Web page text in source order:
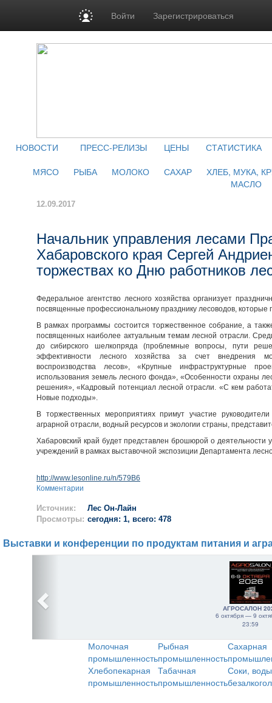
Войти Зарегистрироваться
НОВОСТИ ПРЕСС-РЕЛИЗЫ ЦЕНЫ
СТАТИСТИКА
МЯСО
РЫБА МОЛОКО САХАР
ХЛЕБ, МУКА,
МАСЛО
12.09.2017
Начальник управления лесами
Хабаровского края Сергей
торжествах ко Дню работников
Федеральное агентство лесного хозяйства организует
посвященные профессиональному празднику лесоводов, которые
В рамках программы состоится торжественное собрание, а
посвященных наиболее актуальным темам лесной отрасли.
до сибирского шелкопряда (проблемные вопросы, пути
эффективности лесного хозяйства за счет внедрения
воспроизводства лесов», «Крупные инфраструктурные
использования земель лесного фонда», «Особенности охраны
решения», «Кадровый потенциал лесной отрасли. «С кем
Новые подходы».
В торжественных мероприятиях примут участие
аграрной отрасли, водный ресурсов и экологии страны,
Хабаровский край будет представлен брошюрой о деятельности
учреждений в рамках выставочной экспозиции Департамента
http://www.lesonline.ru/n/579B6
Комментарии
Источник:
Лес Он-Лайн
Просмотры: сегодня: 1, всего: 478
Выставки и конференции по продуктам питания и
АГРОСАЛОН
6 октября — 9
23:59
Молочная
промышленность
Рыбная
промышленность
Сахарная
Хлебопекарная
промышленность
Табачная
промышленность
Соки,